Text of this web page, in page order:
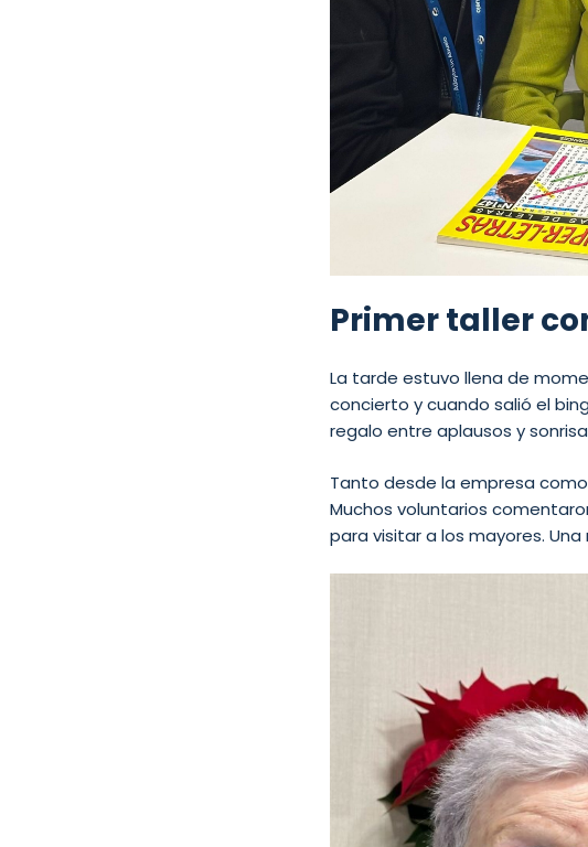
Primer taller
La tarde estuvo llena de
concierto y cuando salió el
regalo entre aplausos y
Tanto desde la empresa
Muchos voluntarios
para visitar a los mayores.